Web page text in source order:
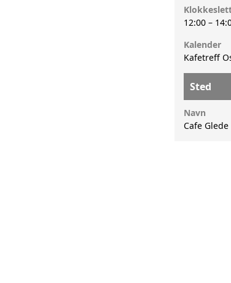
12:00 –
Kalender
Kafetreff
Sted
Navn
Cafe Glede